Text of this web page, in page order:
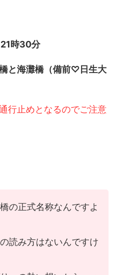
時30分
と海灘橋（備前♡日生大
行止めとなるのでご注意
の正式名称なんですよ
読み方はないんですけ